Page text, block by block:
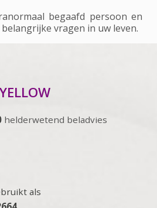
begaafd persoon en
vragen in uw leven.
helderwetend beladvies
als